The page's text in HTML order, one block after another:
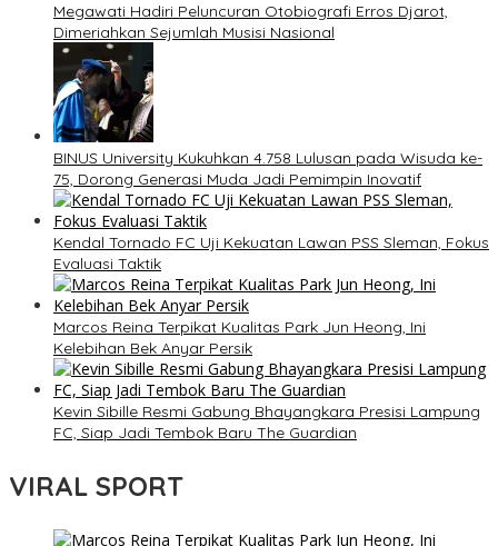
Megawati Hadiri Peluncuran Otobiografi Erros Djarot,
Dimeriahkan Sejumlah Musisi Nasional
BINUS University Kukuhkan 4.758 Lulusan pada Wisuda ke-
75, Dorong Generasi Muda Jadi Pemimpin Inovatif
Kendal Tornado FC Uji Kekuatan Lawan PSS Sleman, Fokus
Evaluasi Taktik
Marcos Reina Terpikat Kualitas Park Jun Heong, Ini
Kelebihan Bek Anyar Persik
Kevin Sibille Resmi Gabung Bhayangkara Presisi Lampung
FC, Siap Jadi Tembok Baru The Guardian
VIRAL SPORT